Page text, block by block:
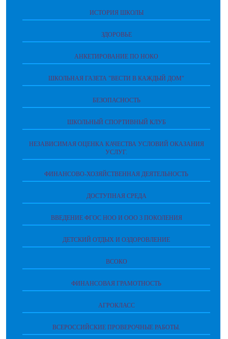
ИСТОРИЯ ШКОЛЫ
ЗДОРОВЬЕ
АНКЕТИРОВАНИЕ ПО НОКО
ШКОЛЬНАЯ ГАЗЕТА "ВЕСТИ В КАЖДЫЙ ДОМ"
БЕЗОПАСНОСТЬ
ШКОЛЬНЫЙ СПОРТИВНЫЙ КЛУБ
НЕЗАВИСИМАЯ ОЦЕНКА КАЧЕСТВА УСЛОВИЙ ОКАЗАНИЯ
УСЛУГ.
ФИНАНСОВО-ХОЗЯЙСТВЕННАЯ ДЕЯТЕЛЬНОСТЬ
ДОСТУПНАЯ СРЕДА
ВВЕДЕНИЕ ФГОС НОО И ООО 3 ПОКОЛЕНИЯ
ДЕТСКИЙ ОТДЫХ И ОЗДОРОВЛЕНИЕ
ВСОКО
ФИНАНСОВАЯ ГРАМОТНОСТЬ
АГРОКЛАСС
ВСЕРОССИЙСКИЕ ПРОВЕРОЧНЫЕ РАБОТЫ.